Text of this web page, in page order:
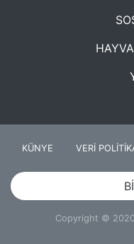
KÜNYE VERİ
Copyright © 2020